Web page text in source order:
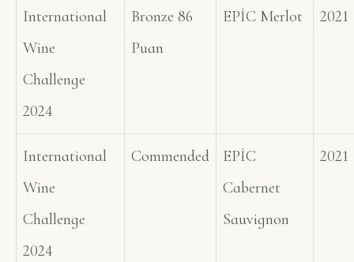
International
Wine
Challenge
2024
Bronze 86
Puan
EPİC Merlot 2021
International
Wine
Challenge
2024
Commended
EPİC
Cabernet
Sauvignon
2021